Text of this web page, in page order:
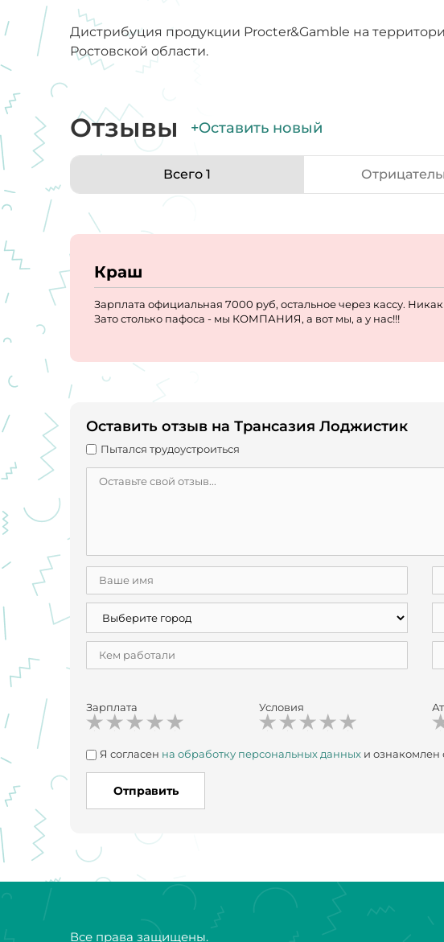
Дистрибуция продукции Procter&Gamble на
Ростовской области.
Отзывы +Оставить новый
Всего 1
Краш
Зарплата официальная 7000 руб, остальное через кассу.
Зато столько пафоса - мы КОМПАНИЯ, а вот мы, а у нас!!!
Оставить отзыв на Трансазия Лоджистик
Пытался трудоустроиться
Зарплата Условия
Я согласен на обработку персональных данных и ознакомлен
Отправить
Все права защищены.